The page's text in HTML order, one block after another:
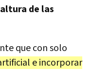
de las
que con solo
e incorporar